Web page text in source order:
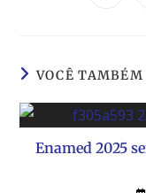
VOCÊ TAMBÉM
Enamed 2025